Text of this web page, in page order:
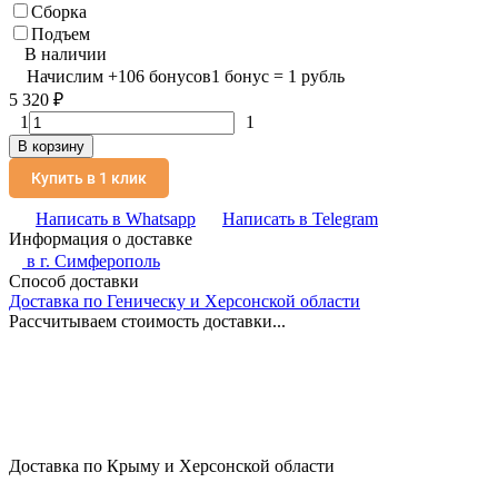
Сборка
Подъем
В наличии
Начислим +106 бонусов1 бонус = 1 рубль
5 320 ₽
1
1
В корзину
Купить в 1 клик
Написать в Whatsapp
Написать в Telegram
Информация о доставке
в г. Симферополь
Способ доставки
Доставка по Геническу и Херсонской области
Рассчитываем стоимость доставки...
Доставка по Крыму и Херсонской области